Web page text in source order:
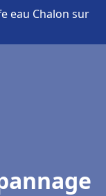
eau Chalon sur